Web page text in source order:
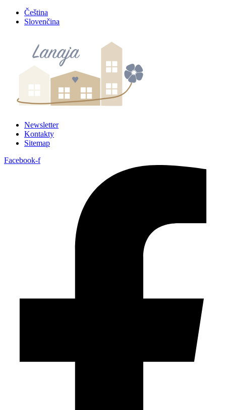
PreskočiťČeština
Slovenčina
Newsletter
Kontakty
Sitemap
Facebook-f